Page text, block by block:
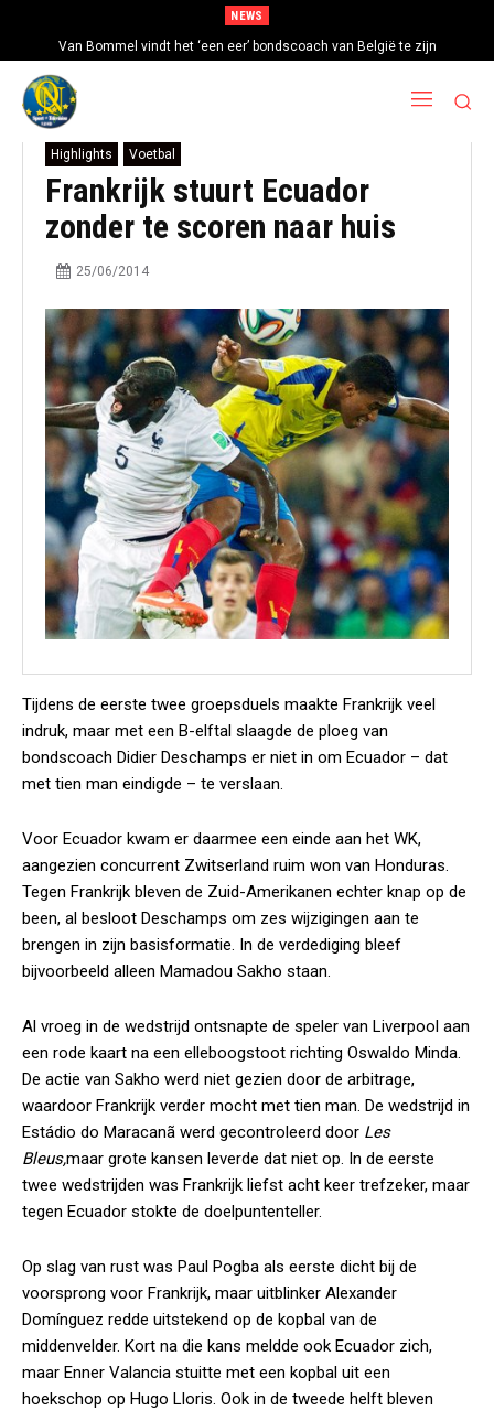
NEWS
Van Bommel vindt het ‘een eer’ bondscoach van België te zijn
Highlights Voetbal
Frankrijk stuurt Ecuador
zonder te scoren naar huis
25/06/2014
Tijdens de eerste twee groepsduels maakte Frankrijk veel
indruk, maar met een B-elftal slaagde de ploeg van
bondscoach Didier Deschamps er niet in om Ecuador – dat
met tien man eindigde – te verslaan.
Voor Ecuador kwam er daarmee een einde aan het WK,
aangezien concurrent Zwitserland ruim won van Honduras.
Tegen Frankrijk bleven de Zuid-Amerikanen echter knap op de
been, al besloot Deschamps om zes wijzigingen aan te
brengen in zijn basisformatie. In de verdediging bleef
bijvoorbeeld alleen Mamadou Sakho staan.
Al vroeg in de wedstrijd ontsnapte de speler van Liverpool aan
een rode kaart na een elleboogstoot richting Oswaldo Minda.
De actie van Sakho werd niet gezien door de arbitrage,
waardoor Frankrijk verder mocht met tien man. De wedstrijd in
Estádio do Maracanã werd gecontroleerd door Les
Bleus,maar grote kansen leverde dat niet op. In de eerste
twee wedstrijden was Frankrijk liefst acht keer trefzeker, maar
tegen Ecuador stokte de doelpuntenteller.
Op slag van rust was Paul Pogba als eerste dicht bij de
voorsprong voor Frankrijk, maar uitblinker Alexander
Domínguez redde uitstekend op de kopbal van de
middenvelder. Kort na die kans meldde ook Ecuador zich,
maar Enner Valancia stuitte met een kopbal uit een
hoekschop op Hugo Lloris. Ook in de tweede helft bleven